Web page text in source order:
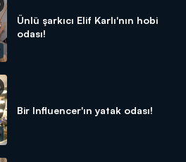
Ünlü şarkıcı Elif Karlı'nın hobi
odası!
Bir Influencer'ın yatak odası!